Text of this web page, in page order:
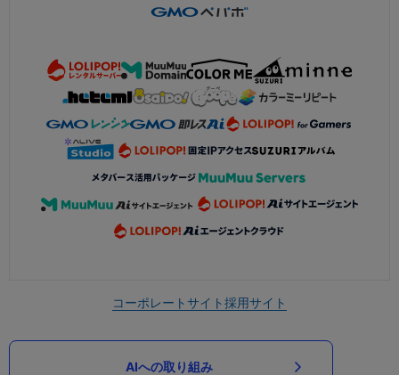
コーポレートサイト採用サイト
AIへの取り組み